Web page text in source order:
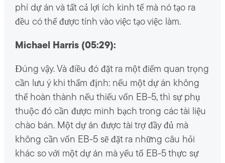
phí dự án và tất cả lợi ích kinh tế mà nó tạo ra
đều có thể được tính vào việc tạo việc làm.
Michael Harris (05:29):
Đúng vậy. Và điều đó đặt ra một điểm quan trọng
cần lưu ý khi thẩm định: nếu một dự án không
thể hoàn thành nếu thiếu vốn EB-5, thì sự phụ
thuộc đó cần được minh bạch trong các tài liệu
chào bán. Một dự án được tài trợ đầy đủ mà
không cần vốn EB-5 sẽ đặt ra những câu hỏi
khác so với một dự án mà yếu tố EB-5 thực sự